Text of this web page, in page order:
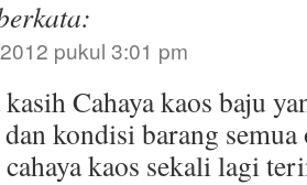
pukul 3:01 pm
Cahaya kaos baju
dan kondisi barang
cahaya kaos sekali lagi